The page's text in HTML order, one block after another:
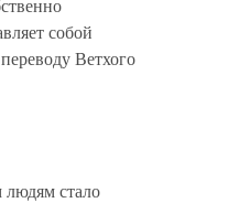
собой
Ветхого
стало